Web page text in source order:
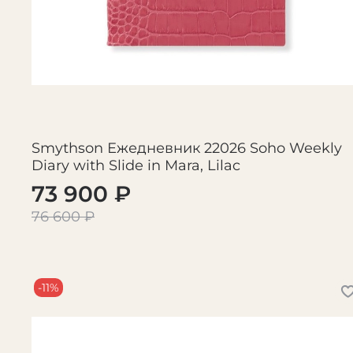
Smythson Ежедневник 22026 Soho Weekly
Diary with Slide in Mara, Lilac
73 900 ₽
76 600 ₽
-11%